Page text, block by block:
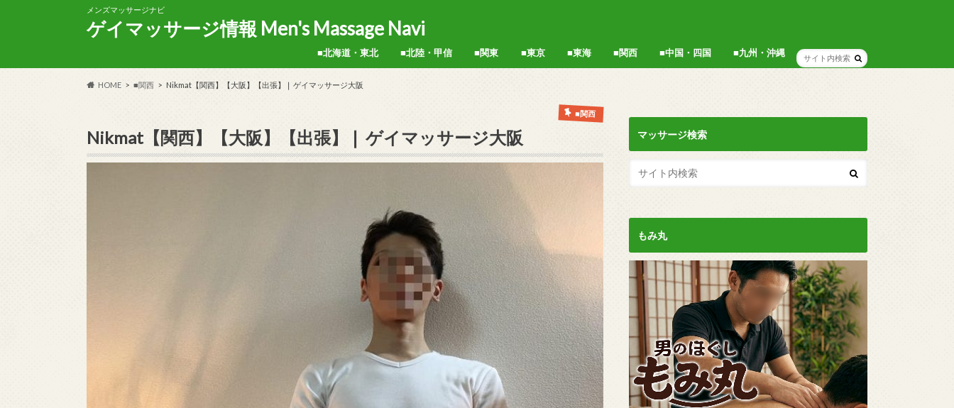
メンズマッサージナビ
ゲイマッサージ情報 Men's Massage Navi
■北海道・東北 ■北陸・甲信 ■関東 ■東京 ■東海 ■関西 ■中国・四国 ■九州・沖縄
HOME ■関西 Nikmat【関西】【大阪】【出張】❘ ゲイマッサージ大阪
■関西
Nikmat【関西】【大阪】【出張】❘ ゲイマッサージ大阪 マッサージ検索
もみ丸